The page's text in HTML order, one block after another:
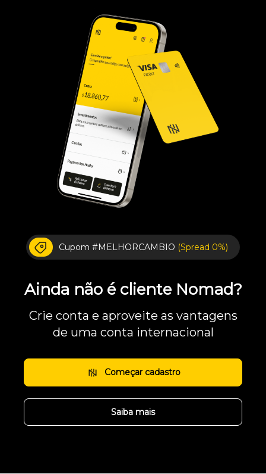
Cupom #MELHORCAMBIO (Spread 0%)
Ainda não é cliente Nomad?
Crie conta e aproveite as vantagens
de uma conta internacional
Começar cadastro
Saiba mais